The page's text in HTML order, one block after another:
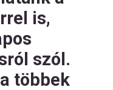
is,
szól.
többek